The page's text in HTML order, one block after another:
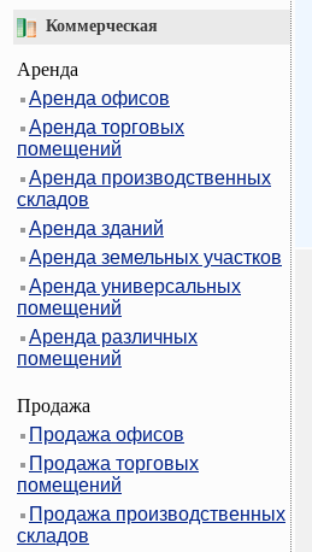
Коммерческая
Аренда
Аренда офисов
Аренда торговых
помещений
Аренда производственных
складов
Аренда зданий
Аренда земельных участков
Аренда универсальных
помещений
Аренда различных
помещений
Продажа
Продажа офисов
Продажа торговых
помещений
Продажа производственных
складов